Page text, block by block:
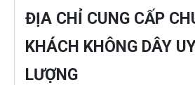
ĐỊA CHỈ CUNG CẤP
KHÁCH KHÔNG DÂY
LƯỢNG